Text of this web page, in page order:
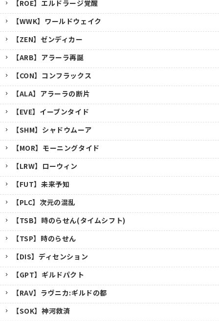
【ROE】エルドラージ覚醒
【WWK】ワールドウェイク
【ZEN】ゼンディカー
【ARB】アラーラ再誕
【CON】コンフラックス
【ALA】アラーラの断片
【EVE】イーブンタイド
【SHM】シャドウムーア
【MOR】モーニングタイド
【LRW】ローウィン
【FUT】未来予知
【PLC】次元の混乱
【TSB】時のらせん(タイムシフト)
【TSP】時のらせん
【DIS】ディセンション
【GPT】ギルドパクト
【RAV】ラヴニカ:ギルドの都
【SOK】神河救済